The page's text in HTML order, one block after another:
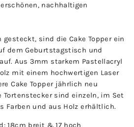
nachhaltigen
gesteckt, sind die Cake Topper ein
dem Geburtstagstisch und
Aus 3mm starkem Pastellacryl
mit einem hochwertigen Laser
Cake Topper jährlich neu
Tortenstecker sind einzeln, im Set
Farben und aus Holz erhältlich.
18cm breit & 17 hoch